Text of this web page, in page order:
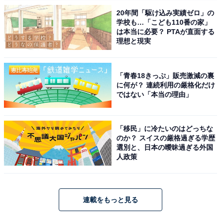
20年間「駆け込み実績ゼロ」の
学校も…「こども110番の家」
は本当に必要？ PTAが直面する
理想と現実
「青春18きっぷ」販売激減の裏
に何が？ 連続利用の厳格化だけ
ではない「本当の理由」
「移民」に冷たいのはどっちな
のか？ スイスの厳格過ぎる学歴
選別と、日本の曖昧過ぎる外国
人政策
連載をもっと見る